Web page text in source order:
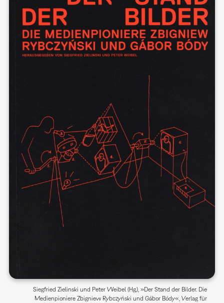
Siegfried Zielinski und Peter Weibel (Hg.), »Der Stand der Bilder. Die
Medienpioniere Zbigniew Rybczyński und Gábor Bódy«, Verlag für